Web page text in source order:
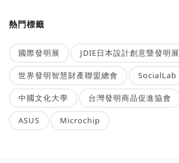
熱門標籤
國際發明展 JDIE日本設計創意暨發明展
世界發明智慧財產聯盟總會 SocialLab
中國文化大學 台灣發明商品促進協會
ASUS Microchip